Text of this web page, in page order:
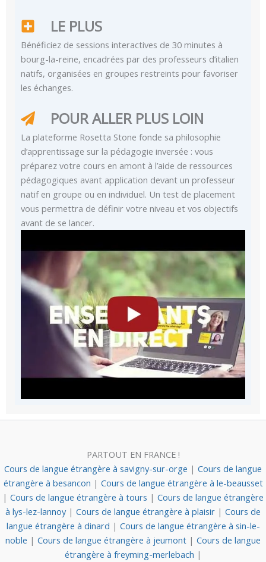
LE PLUS
Bénéficiez de sessions interactives de 30 minutes à
bourg-la-reine, encadrées par des professeurs d’italien
natifs, organisées en groupes restreints pour favoriser
les échanges.
POUR ALLER PLUS LOIN
La plateforme Rosetta Stone fonde sa philosophie
d’apprentissage sur la pédagogie inversée : vous
préparez votre cours en amont à l’aide de ressources
pédagogiques avant application devant un professeur
natif en groupe ou en individuel. Un test de placement
vous permettra de définir votre niveau et vos objectifs
avant de se lancer.
PARTOUT EN FRANCE !
Cours de langue étrangère à savigny-sur-orge | Cours de langue
étrangère à besancon | Cours de langue étrangère à le-beausset
| Cours de langue étrangère à tours | Cours de langue étrangère
à lys-lez-lannoy | Cours de langue étrangère à plaisir | Cours de
langue étrangère à dinard | Cours de langue étrangère à sin-le-
noble | Cours de langue étrangère à jeumont | Cours de langue
étrangère à freyming-merlebach |